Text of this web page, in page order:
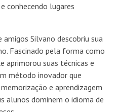
conhecendo lugares
Silvano descobriu sua
Fascinado pela forma como
aprimorou suas técnicas e
método inovador que
e aprendizagem
alunos dominem o idioma de